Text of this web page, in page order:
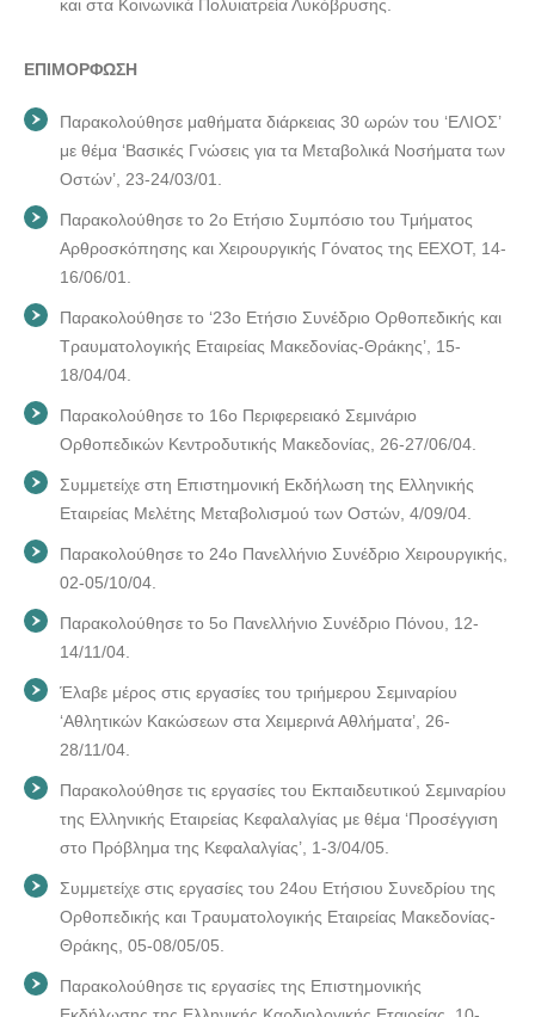
και στα Κοινωνικά Πολυιατρεία Λυκόβρυσης.
ΕΠΙΜΟΡΦΩΣΗ
Παρακολούθησε μαθήματα διάρκειας 30 ωρών του ‘ΕΛΙΟΣ’
με θέμα ‘Βασικές Γνώσεις για τα Μεταβολικά Νοσήματα των
Οστών’, 23-24/03/01.
Παρακολούθησε το 2ο Ετήσιο Συμπόσιο του Τμήματος
Αρθροσκόπησης και Χειρουργικής Γόνατος της ΕΕΧΟΤ, 14-
16/06/01.
Παρακολούθησε το ‘23ο Ετήσιο Συνέδριο Ορθοπεδικής και
Τραυματολογικής Εταιρείας Μακεδονίας-Θράκης’, 15-
18/04/04.
Παρακολούθησε το 16ο Περιφερειακό Σεμινάριο
Ορθοπεδικών Κεντροδυτικής Μακεδονίας, 26-27/06/04.
Συμμετείχε στη Επιστημονική Εκδήλωση της Ελληνικής
Εταιρείας Μελέτης Μεταβολισμού των Οστών, 4/09/04.
Παρακολούθησε το 24ο Πανελλήνιο Συνέδριο Χειρουργικής,
02-05/10/04.
Παρακολούθησε το 5ο Πανελλήνιο Συνέδριο Πόνου, 12-
14/11/04.
Έλαβε μέρος στις εργασίες του τριήμερου Σεμιναρίου
‘Αθλητικών Κακώσεων στα Χειμερινά Αθλήματα’, 26-
28/11/04.
Παρακολούθησε τις εργασίες του Εκπαιδευτικού Σεμιναρίου
της Ελληνικής Εταιρείας Κεφαλαλγίας με θέμα ‘Προσέγγιση
στο Πρόβλημα της Κεφαλαλγίας’, 1-3/04/05.
Συμμετείχε στις εργασίες του 24ου Ετήσιου Συνεδρίου της
Ορθοπεδικής και Τραυματολογικής Εταιρείας Μακεδονίας-
Θράκης, 05-08/05/05.
Παρακολούθησε τις εργασίες της Επιστημονικής